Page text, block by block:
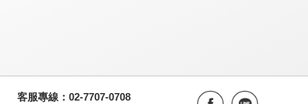
客服專線：02-7707-0708